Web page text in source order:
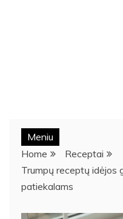
Meniu
Home
Receptai
Trumpų receptų idėjos
patiekalams